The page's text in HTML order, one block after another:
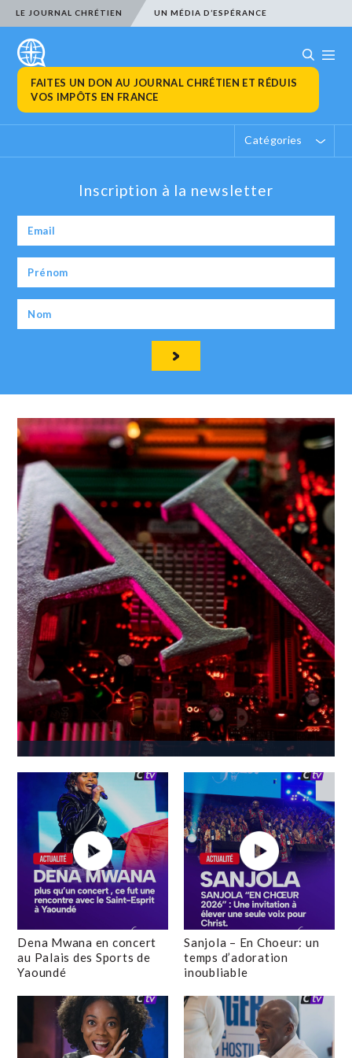
LE JOURNAL CHRÉTIEN UN MÉDIA D’ESPÉRANCE
FAITES UN DON AU JOURNAL CHRÉTIEN ET RÉDUIS
VOS IMPÔTS EN FRANCE
Catégories
Inscription à la newsletter
Dena Mwana en concert
au Palais des Sports de
Yaoundé
Sanjola – En Choeur: un
temps d’adoration
inoubliable